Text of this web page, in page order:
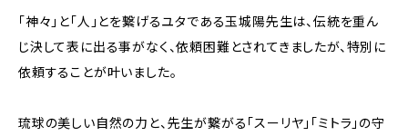
「神々」と「人」とを繋げるユタである玉城陽先生は、伝統を重ん
じ決して表に出る事がなく、依頼困難とされてきましたが、特別に
依頼することが叶いました。
琉球の美しい自然の力と、先生が繋がる「スーリヤ」「ミトラ」の守